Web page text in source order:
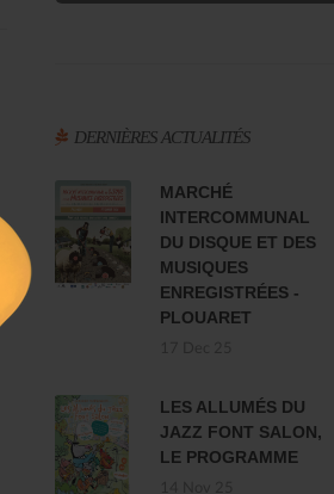
DERNIÈRES ACTUALITÉS
MARCHÉ
INTERCOMMUNAL
DU DISQUE ET DES
MUSIQUES
ENREGISTRÉES -
PLOUARET
LES ALLUMÉS DU
JAZZ FONT SALON,
LE PROGRAMME